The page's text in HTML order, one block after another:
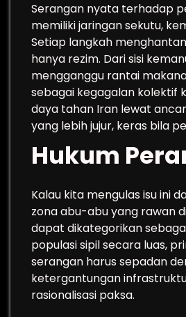
Serangan nyata terhadap
memiliki jaringan sekutu,
Setiap langkah
hanya rezim. Dari sisi
mengganggu rantai
sebagai kegagalan kolektif
daya tahan Iran lewat
yang lebih jujur, keras bila
Hukum
Kalau kita mengulas isu ini
zona abu-abu yang rawan
dapat dikategorikan
populasi sipil secara luas,
serangan harus sepadan
ketergantungan
rasionalisasi paksa.